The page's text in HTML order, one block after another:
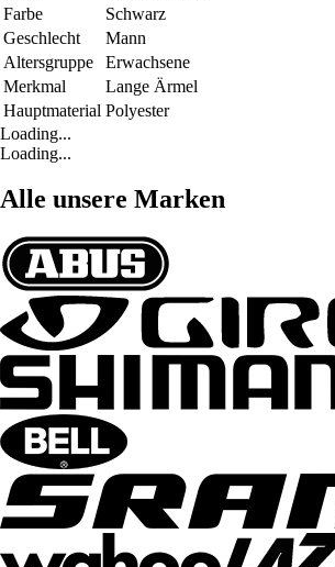
Farbe
Schwarz
Geschlecht
Mann
Altersgruppe
Erwachsene
Merkmal
Lange Ärmel
Hauptmaterial Polyester
Loading...
Loading...
Alle unsere Marken